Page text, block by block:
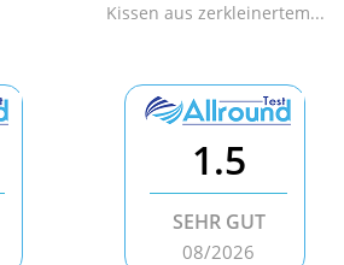
Kissen aus zerkleinertem...
1.5
SEHR GUT
08/2026